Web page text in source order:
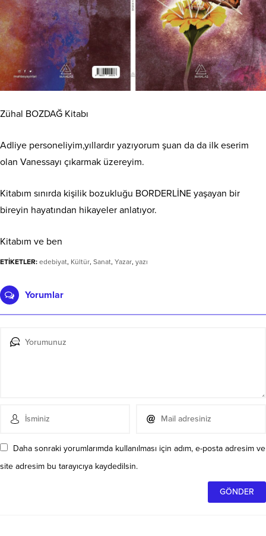
Zühal BOZDAĞ Kitabı
Adliye personeliyim,yıllardır yazıyorum şuan da da ilk eserim
olan Vanessayı çıkarmak üzereyim.
Kitabım sınırda kişilik bozukluğu BORDERLİNE yaşayan bir
bireyin hayatından hikayeler anlatıyor.
Kitabım ve ben
ETİKETLER: edebiyat, Kültür, Sanat, Yazar, yazı
Yorumlar
Daha sonraki yorumlarımda kullanılması için adım, e-posta adresim ve
site adresim bu tarayıcıya kaydedilsin.